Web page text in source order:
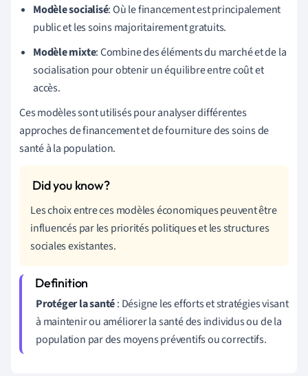
Modèle socialisé: Où le financement est principalement
public et les soins majoritairement gratuits.
Modèle mixte: Combine des éléments du marché et de la
socialisation pour obtenir un équilibre entre coût et
accès.
Ces modèles sont utilisés pour analyser différentes
approches de financement et de fourniture des soins de
santé à la population.
Les choix entre ces modèles économiques peuvent être
influencés par les priorités politiques et les structures
sociales existantes.
Protéger la santé: Désigne les efforts et stratégies visant
à maintenir ou améliorer la santé des individus ou de la
population par des moyens préventifs ou correctifs.